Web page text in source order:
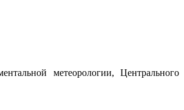
метеорологии, Центрального